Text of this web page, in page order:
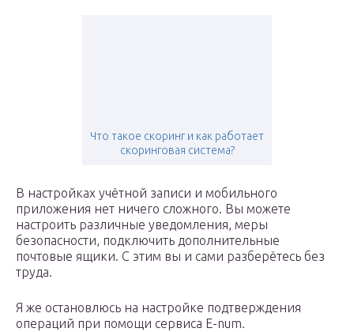
Что такое скоринг и как работает
скоринговая система?
В настройках учётной записи и мобильного
приложения нет ничего сложного. Вы можете
настроить различные уведомления, меры
безопасности, подключить дополнительные
почтовые ящики. С этим вы и сами разберётесь без
труда.
Я же остановлюсь на настройке подтверждения
операций при помощи сервиса E-num.